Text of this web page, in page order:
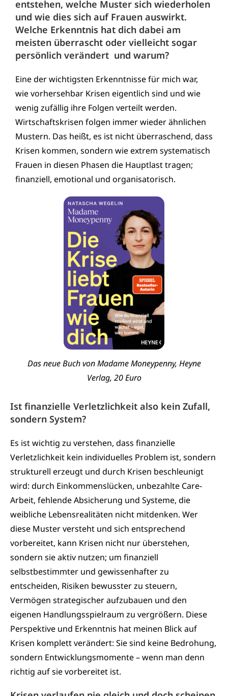
entstehen, welche Muster sich wiederholen
und wie dies sich auf Frauen auswirkt.
Welche Erkenntnis hat dich dabei am
meisten überrascht oder vielleicht sogar
persönlich verändert und warum?
Eine der wichtigsten Erkenntnisse für mich war,
wie vorhersehbar Krisen eigentlich sind und wie
wenig zufällig ihre Folgen verteilt werden.
Wirtschaftskrisen folgen immer wieder ähnlichen
Mustern. Das heißt, es ist nicht überraschend, dass
Krisen kommen, sondern wie extrem systematisch
Frauen in diesen Phasen die Hauptlast tragen;
finanziell, emotional und organisatorisch.
Das neue Buch von Madame Moneypenny, Heyne
Verlag, 20 Euro
Ist finanzielle Verletzlichkeit also kein Zufall,
sondern System?
Es ist wichtig zu verstehen, dass finanzielle
Verletzlichkeit kein individuelles Problem ist, sondern
strukturell erzeugt und durch Krisen beschleunigt
wird: durch Einkommenslücken, unbezahlte Care-
Arbeit, fehlende Absicherung und Systeme, die
weibliche Lebensrealitäten nicht mitdenken. Wer
diese Muster versteht und sich entsprechend
vorbereitet, kann Krisen nicht nur überstehen,
sondern sie aktiv nutzen; um finanziell
selbstbestimmter und gewissenhafter zu
entscheiden, Risiken bewusster zu steuern,
Vermögen strategischer aufzubauen und den
eigenen Handlungsspielraum zu vergrößern. Diese
Perspektive und Erkenntnis hat meinen Blick auf
Krisen komplett verändert: Sie sind keine Bedrohung,
sondern Entwicklungsmomente – wenn man denn
richtig auf sie vorbereitet ist.